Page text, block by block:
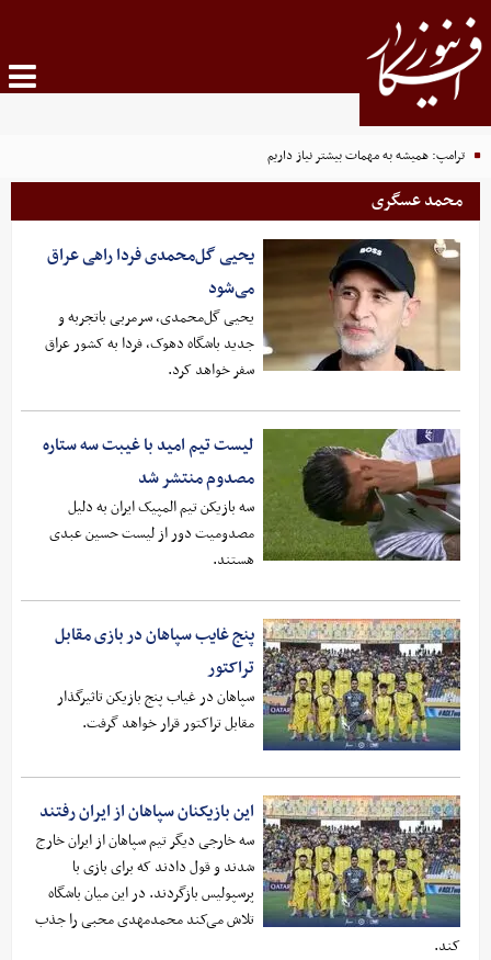
ترامپ: همیشه به مهمات بیشتر نیاز داریم
محمد عسگری
یحیی گل‌محمدی فردا راهی عراق
می‌شود
یحیی گل‌محمدی، سرمربی باتجربه و
جدید باشگاه دهوک، فردا به کشور عراق
سفر خواهد کرد.
لیست تیم امید با غیبت سه ستاره
مصدوم منتشر شد
سه بازیکن تیم المپیک ایران به دلیل
مصدومیت دور از لیست حسین عبدی
هستند.
پنج غایب سپاهان در بازی مقابل
تراکتور
سپاهان در غیاب پنج بازیکن تاثیرگذار
مقابل تراکتور قرار خواهد گرفت.
این بازیکنان سپاهان از ایران رفتند
سه خارجی دیگر تیم سپاهان از ایران خارج
شدند و قول دادند که برای بازی با
پرسپولیس بازگردند. در این میان باشگاه
تلاش می‌کند محمدمهدی محبی را جذب
کند.